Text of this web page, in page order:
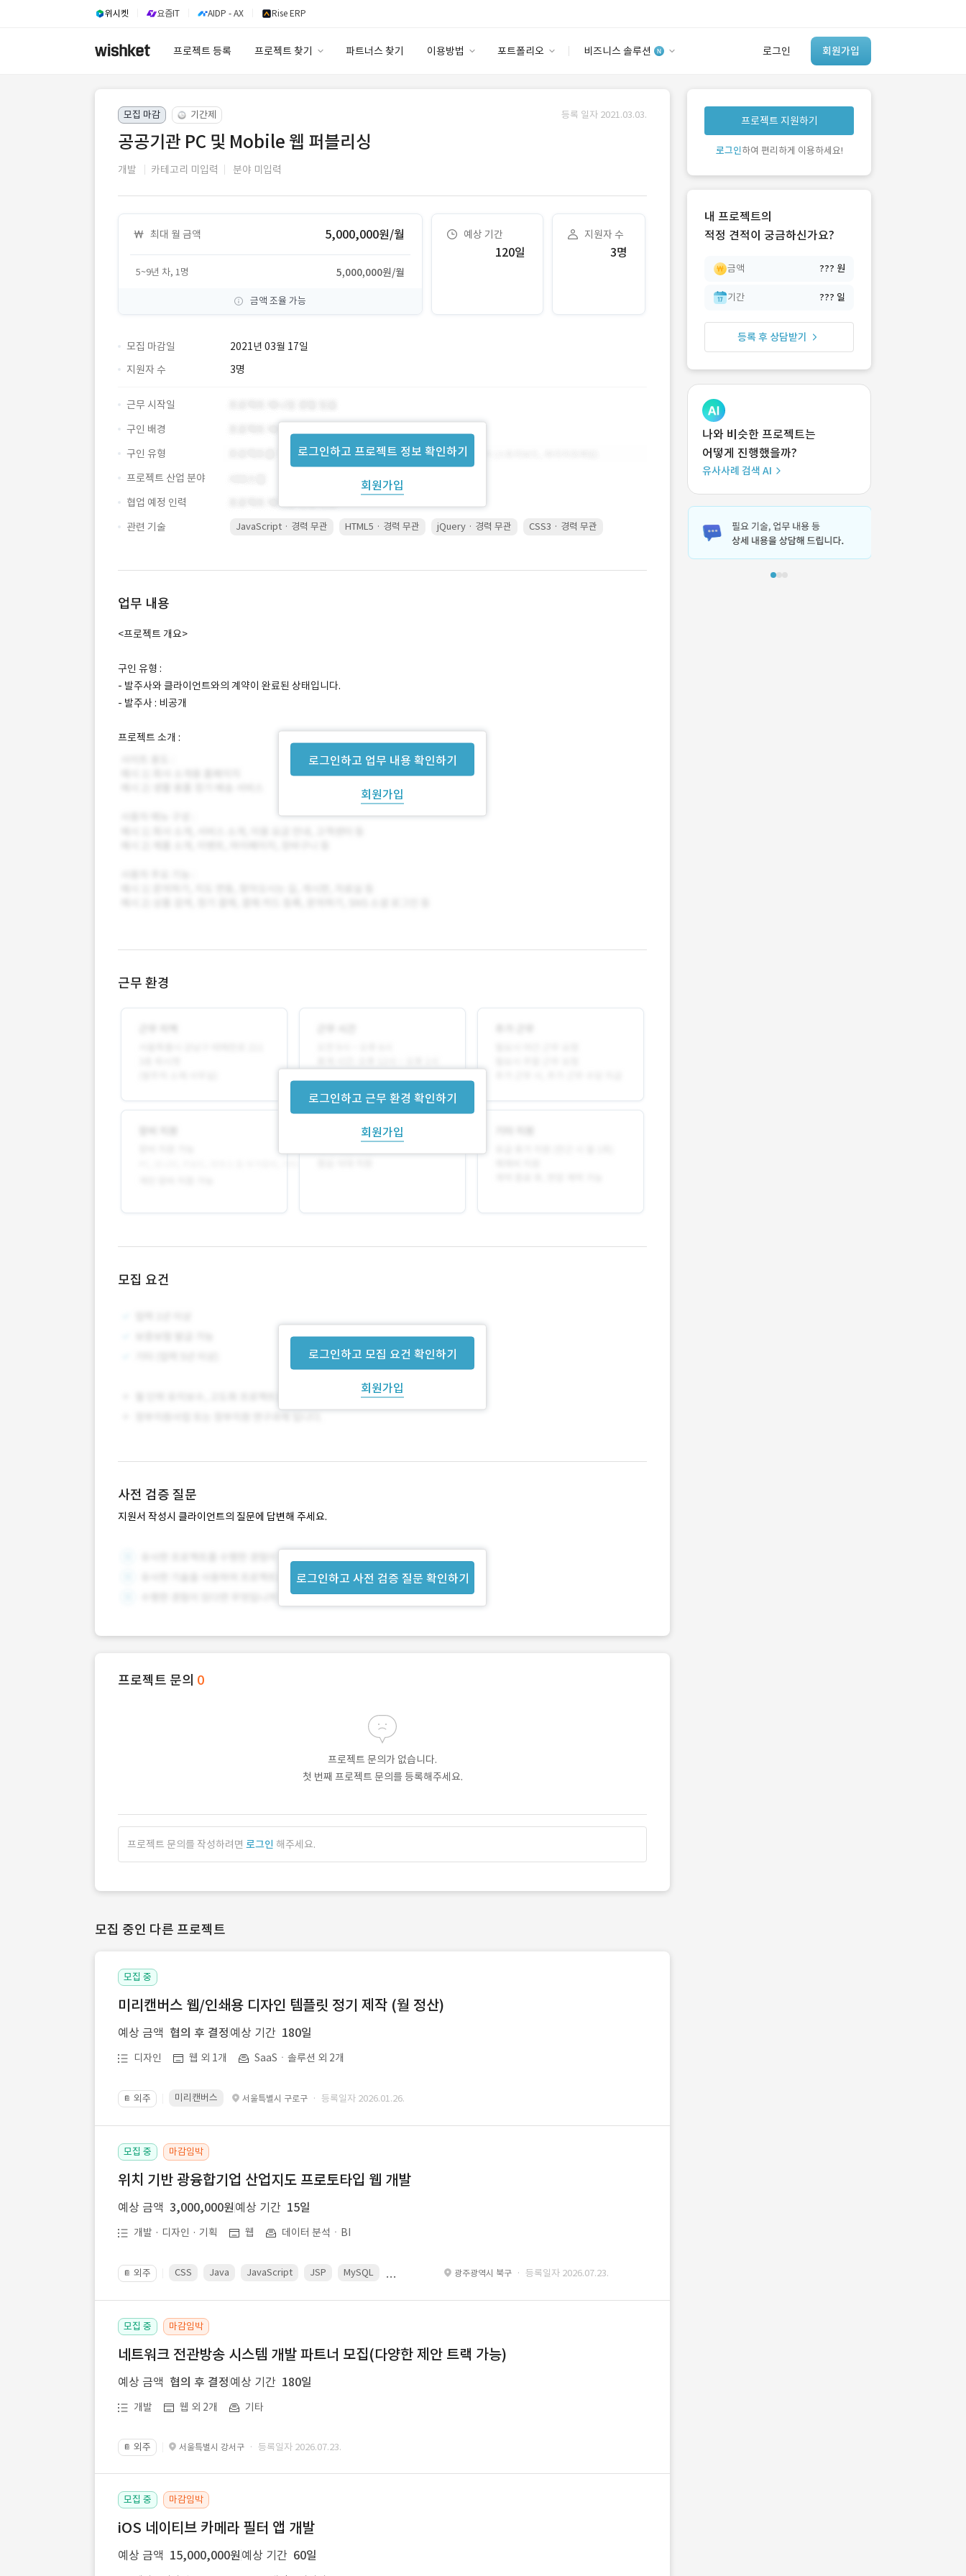
위시켓 요즘IT AIDP - AX Rise ERP
프로젝트 등록 프로젝트 찾기 파트너스 찾기 이용방법 포트폴리오 비즈니스 솔루션 로그인 회원가입
안심 코드 케어
유사사례 검색 AI
‘이런 거’ 만들어본
개발 회사 있어?
모집 마감 기간제 등록 일자 2021.03.03.
공공기관 PC 및 Mobile 웹 퍼블리싱
개발 카테고리 미입력 분야 미입력
최대 월 금액 5,000,000원/월
5~9년 차, 1명 5,000,000원/월
금액 조율 가능
예상 기간
120일
지원자 수
3명
모집 마감일
2021년 03월 17일
지원자 수
3명
로그인하고 프로젝트 정보 확인하기
회원가입
근무 시작일
구인 배경
구인 유형
프로젝트 산업 분야
협업 예정 인력
관련 기술
JavaScript · 경력 무관 HTML5 · 경력 무관 jQuery · 경력 무관 CSS3 · 경력 무관
업무 내용
로그인하고 업무 내용 확인하기
회원가입
<프로젝트 개요>
구인 유형 :
- 발주사와 클라이언트와의 계약이 완료된 상태입니다.
- 발주사 : 비공개
프로젝트 소개 :
근무 환경
로그인하고 근무 환경 확인하기
회원가입
모집 요건
로그인하고 모집 요건 확인하기
회원가입
사전 검증 질문
지원서 작성시 클라이언트의 질문에 답변해 주세요.
로그인하고 사전 검증 질문 확인하기
프로젝트 문의 0
프로젝트 문의가 없습니다.
첫 번째 프로젝트 문의를 등록해주세요.
프로젝트 문의를 작성하려면 로그인 해주세요.
모집 중인 다른 프로젝트
모집 중
미리캔버스 웹/인쇄용 디자인 템플릿 정기 제작 (월 정산)
예상 금액 협의 후 결정 예상 기간 180일
디자인 웹 외 1개 SaaSㆍ솔루션 외 2개
📔 외주 미리캔버스 서울특별시 구로구 · 등록일자 2026.01.26.
모집 중 마감임박
위치 기반 광융합기업 산업지도 프로토타입 웹 개발
예상 금액 3,000,000원 예상 기간 15일
개발 · 디자인 · 기획 웹 데이터 분석ㆍBI
📔 외주 CSS Java JavaScript JSP MySQL Spring광주광역시 북구 · 등록일자 2026.07.23.
모집 중 마감임박
네트워크 전관방송 시스템 개발 파트너 모집(다양한 제안 트랙 가능)
예상 금액 협의 후 결정 예상 기간 180일
개발 웹 외 2개 기타
📔 외주 서울특별시 강서구 · 등록일자 2026.07.23.
모집 중 마감임박
iOS 네이티브 카메라 필터 앱 개발
예상 금액 15,000,000원 예상 기간 60일
프로젝트 지원하기
로그인하여 편리하게 이용하세요!
내 프로젝트의
적정 견적이 궁금하신가요?
금액 ??? 원
기간 ??? 일
등록 후 상담받기
나와 비슷한 프로젝트는
어떻게 진행했을까?
유사사례 검색 AI